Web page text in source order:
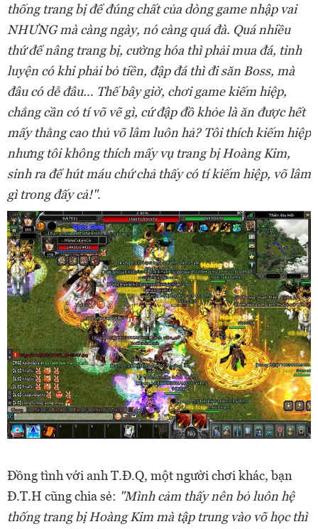
thống trang bị để đúng chất của dòng game nhập vai
NHƯNG mà càng ngày, nó càng quá đà. Quá nhiều
thứ để nâng trang bị, cường hóa thì phải mua đá, tinh
luyện có khi phải bỏ tiền, đập đá thì đi săn Boss, mà
đâu có dễ đâu… Thế bây giờ, chơi game kiếm hiệp,
chẳng cần có tí võ vẽ gì, cứ đập đồ khỏe là ăn được hết
mấy thằng cao thủ võ lâm luôn hả? Tôi thích kiếm hiệp
nhưng tôi không thích mấy vụ trang bị Hoàng Kim,
sinh ra để hút máu chứ chả thấy có tí kiếm hiệp, võ lâm
gì trong đấy cả!".
Đồng tình với anh T.Đ.Q, một người chơi khác, bạn
Đ.T.H cũng chia sẻ: "Mình cảm thấy nên bỏ luôn hệ
thống trang bị Hoàng Kim mà tập trung vào võ học thì